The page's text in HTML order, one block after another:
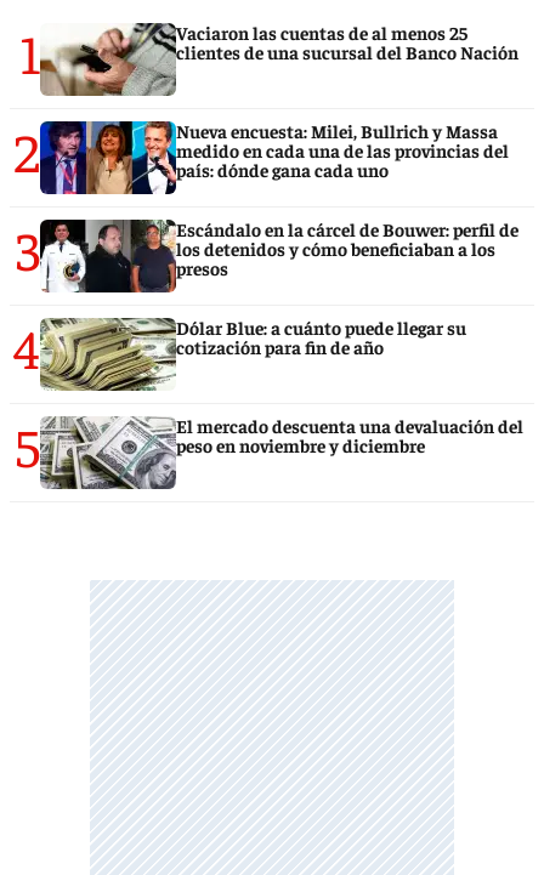
1
Vaciaron las cuentas de al menos 25
clientes de una sucursal del Banco Nación
2
Nueva encuesta: Milei, Bullrich y Massa
medido en cada una de las provincias del
país: dónde gana cada uno
3
Escándalo en la cárcel de Bouwer: perfil de
los detenidos y cómo beneficiaban a los
presos
4
Dólar Blue: a cuánto puede llegar su
cotización para fin de año
5
El mercado descuenta una devaluación del
peso en noviembre y diciembre